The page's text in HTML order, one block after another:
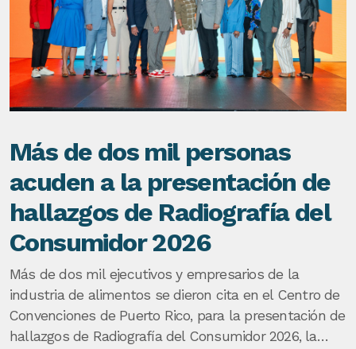
Más de dos mil personas
acuden a la presentación de
hallazgos de Radiografía del
Consumidor 2026
Más de dos mil ejecutivos y empresarios de la
industria de alimentos se dieron cita en el Centro de
Convenciones de Puerto Rico, para la presentación de
hallazgos de Radiografía del Consumidor 2026, la